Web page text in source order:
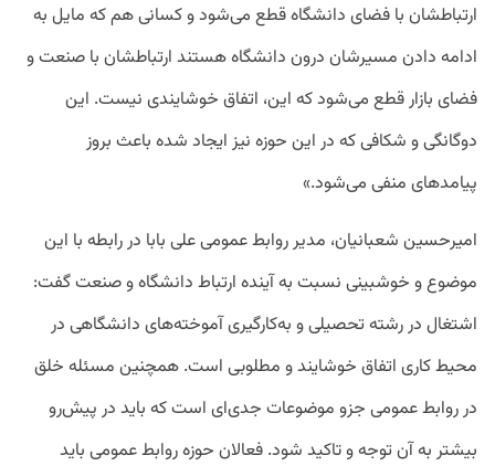
ارتباطشان با فضای دانشگاه قطع می‌شود و کسانی هم که مایل به
ادامه دادن مسیرشان درون دانشگاه هستند ارتباطشان با صنعت و
فضای بازار قطع می‌شود که این، اتفاق خوشایندی نیست. این
دوگانگی و شکافی که در این حوزه نیز ایجاد شده باعث بروز
پیامدهای منفی می‌شود.»
امیرحسین شعبانیان، مدیر روابط عمومی علی بابا در رابطه با این
موضوع و خوشبینی نسبت به آینده ارتباط دانشگاه و صنعت گفت:
اشتغال در رشته تحصیلی و به‌کارگیری آموخته‌های دانشگاهی در
محیط کاری اتفاق خوشایند و مطلوبی است. همچنین مسئله خلق
در روابط عمومی جزو موضوعات جدی‌ای است که باید در پیش‌رو
بیشتر به آن توجه و تاکید شود. فعالان حوزه روابط عمومی باید